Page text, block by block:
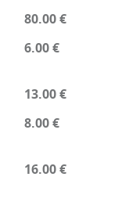
80.00 €
6.00 €
13.00 €
8.00 €
16.00 €